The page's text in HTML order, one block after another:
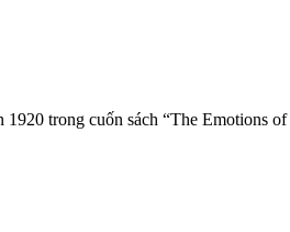
trong cuốn sách “The Emotions